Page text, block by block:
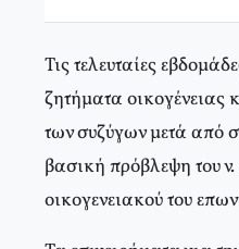
Τις τελευταίες
ζητήματα οικογένειας
των συζύγων μετά από
βασική πρόβλεψη του
οικογενειακού του